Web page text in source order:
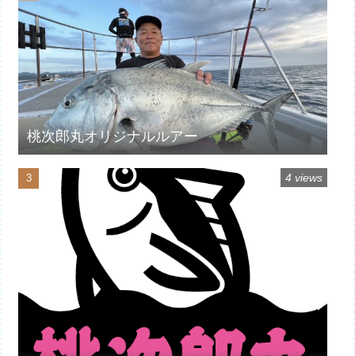
桃次郎丸オリジナルルアー
4 views